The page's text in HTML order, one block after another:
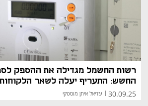
רשות החשמל מגדילה את ההספק
החשש: התעריף יעלה לשאר הלקוחות
30.09.25 עדיאל איתן מוסטקי